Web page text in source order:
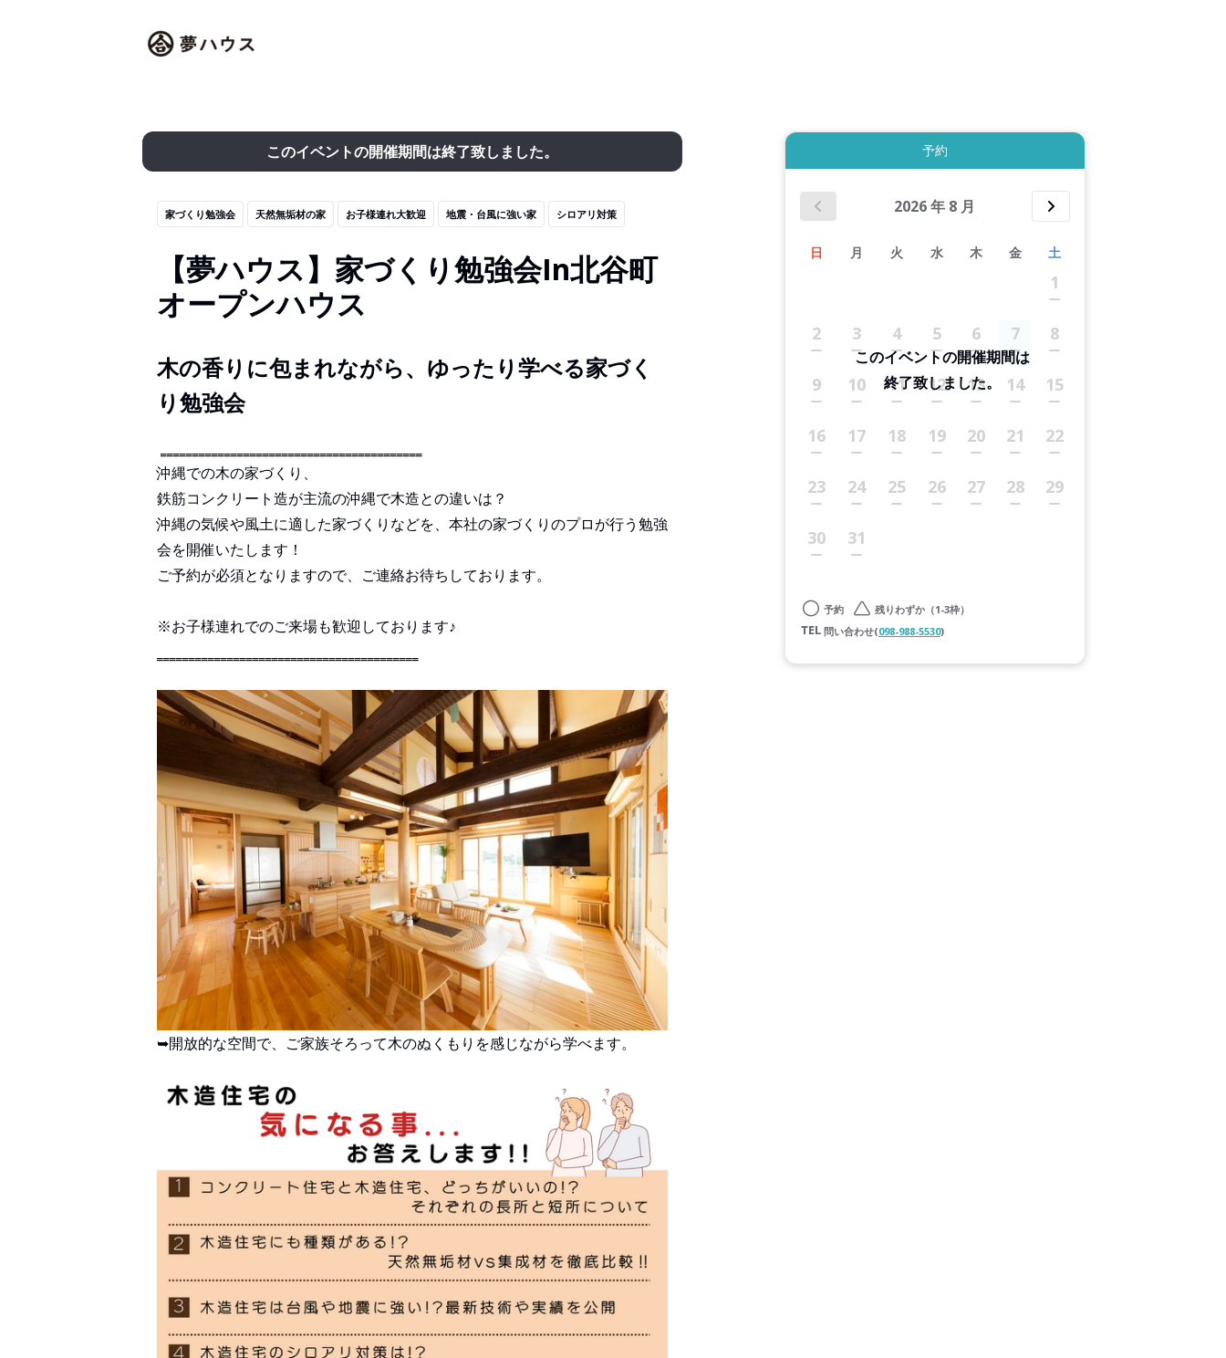
このイベントの開催期間は終了致しました。
家づくり勉強会 天然無垢材の家 お子様連れ大歓迎 地震・台風に強い家 シロアリ対策
【夢ハウス】家づくり勉強会In北谷町
オープンハウス
木の香りに包まれながら、ゆったり学べる家づく
り勉強会
沖縄での木の家づくり、
鉄筋コンクリート造が主流の沖縄で木造との違いは？
沖縄の気候や風土に適した家づくりなどを、本社の家づくりのプロが行う勉強
会を開催いたします！
ご予約が必須となりますので、ご連絡お待ちしております。
※お子様連れでのご来場も歓迎しております♪
➥開放的な空間で、ご家族そろって木のぬくもりを感じながら学べます。
予約
2026年 8 月
日 月 火 水 木 金 土
1
2 3 4 5 6 7 8
9 10 11 12 13 14 15
16 17 18 19 20 21 22
23 24 25 26 27 28 29
30 31
このイベントの開催期間は
終了致しました。
予約
残りわずか（1-3枠）
問い合わせ(098-988-5530)